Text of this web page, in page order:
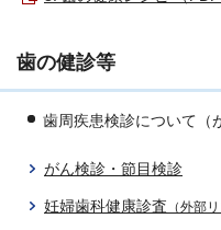
歯の健診等
歯周疾患検診について（
がん検診・節目検診
妊婦歯科健康診査 （外部